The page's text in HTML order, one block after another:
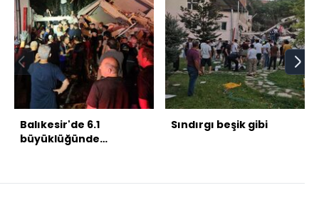
Balıkesir'de 6.1
büyüklüğünde
Sındırgı beşik gibi